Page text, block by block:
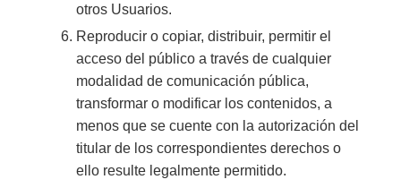
otros Usuarios.
Reproducir o copiar, distribuir, permitir el
acceso del público a través de cualquier
modalidad de comunicación pública,
transformar o modificar los contenidos, a
menos que se cuente con la autorización del
titular de los correspondientes derechos o
ello resulte legalmente permitido.